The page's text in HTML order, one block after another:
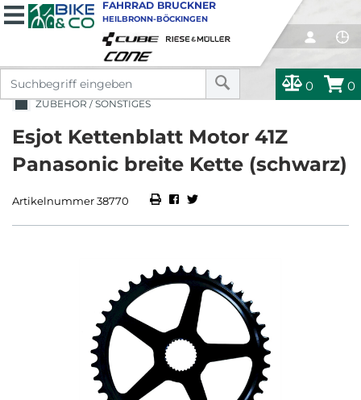
0 0
FAHRRAD BRUCKNER
HEILBRONN-BÖCKINGEN
ZUBEHÖR / SONSTIGES
Esjot Kettenblatt Motor 41Z
Panasonic breite Kette (schwarz)
Artikelnummer 38770